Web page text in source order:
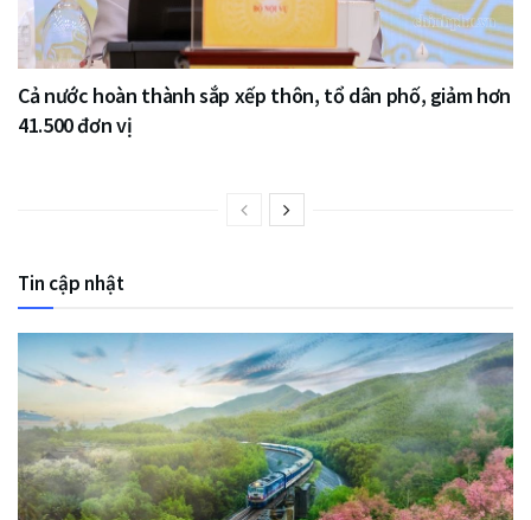
Cả nước hoàn thành sắp xếp thôn, tổ dân phố, giảm hơn
41.500 đơn vị
Tin cập nhật